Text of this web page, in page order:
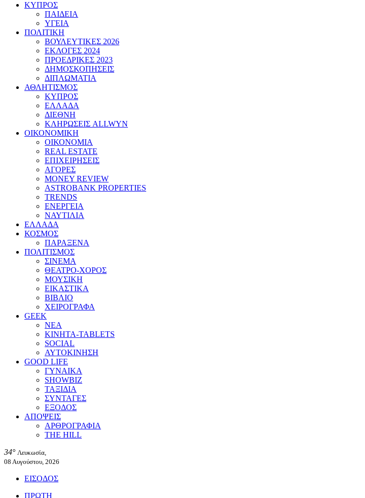
ΚΥΠΡΟΣ
ΠΑΙΔΕΙΑ
ΥΓΕΙΑ
ΠΟΛΙΤΙΚΗ
ΒΟΥΛΕΥΤΙΚΕΣ 2026
ΕΚΛΟΓΕΣ 2024
ΠΡΟΕΔΡΙΚΕΣ 2023
ΔΗΜΟΣΚΟΠΗΣΕΙΣ
ΔΙΠΛΩΜΑΤΙΑ
ΑΘΛΗΤΙΣΜΟΣ
ΚΥΠΡΟΣ
ΕΛΛΑΔΑ
ΔΙΕΘΝΗ
ΚΛΗΡΩΣΕΙΣ ALLWYN
ΟΙΚΟΝΟΜΙΚΗ
ΟΙΚΟΝΟΜΙΑ
REAL ESTATE
ΕΠΙΧΕΙΡΗΣΕΙΣ
ΑΓΟΡΕΣ
MONEY REVIEW
ASTROBANK PROPERTIES
TRENDS
ΕΝΕΡΓΕΙΑ
ΝΑΥΤΙΛΙΑ
ΕΛΛΑΔΑ
ΚΟΣΜΟΣ
ΠΑΡΑΞΕΝΑ
ΠΟΛΙΤΙΣΜΟΣ
ΣΙΝΕΜΑ
ΘΕΑΤΡΟ-ΧΟΡΟΣ
ΜΟΥΣΙΚΗ
ΕΙΚΑΣΤΙΚΑ
ΒΙΒΛΙΟ
ΧΕΙΡΟΓΡΑΦΑ
GEEK
ΝΕΑ
ΚΙΝΗΤΑ-TABLETS
SOCIAL
ΑΥΤΟΚΙΝΗΣΗ
GOOD LIFE
ΓΥΝΑΙΚΑ
SHOWBIZ
ΤΑΞΙΔΙΑ
ΣΥΝΤΑΓΕΣ
ΕΞΟΔΟΣ
ΑΠΟΨΕΙΣ
ΑΡΘΡΟΓΡΑΦΙΑ
THE HILL
34° Λευκωσία,
08 Αυγούστου, 2026
ΕΙΣΟΔΟΣ
ΠΡΩΤΗ